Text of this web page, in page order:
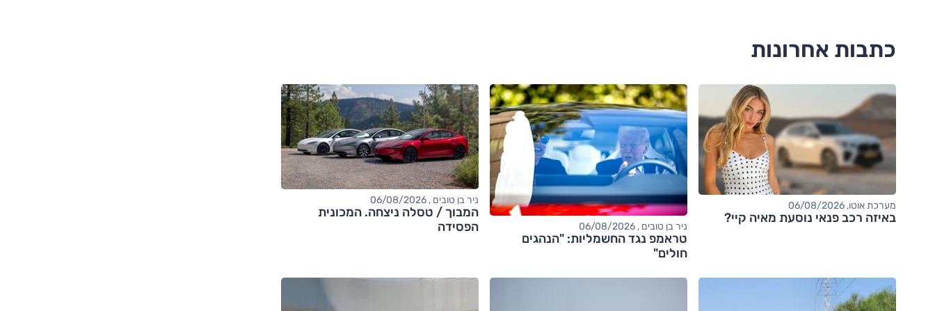
כתבות אחרונות
מערכת אוטו, 06/08/2026
באיזה רכב פנאי נוסעת מאיה קיי?
ניר בן טובים , 06/08/2026
טראמפ נגד החשמליות: "הנהגים
חולים"
ניר בן טובים , 06/08/2026
המבוך / טסלה ניצחה. המכונית
הפסידה